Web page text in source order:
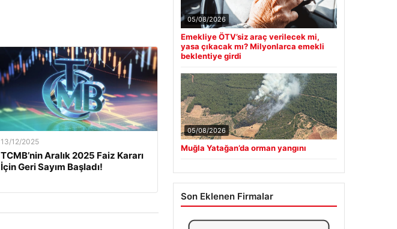
13/12/2025
TCMB’nin Aralık 2025 Faiz Kararı
İçin Geri Sayım Başladı!
05/08/2026
Emekliye ÖTV’siz araç verilecek mi,
yasa çıkacak mı? Milyonlarca emekli
beklentiye girdi
05/08/2026
Muğla Yatağan’da orman yangını
Son Eklenen Firmalar